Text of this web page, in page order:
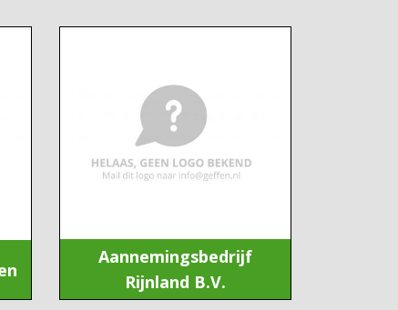
Aannemingsbedrijf
Rijnland B.V.